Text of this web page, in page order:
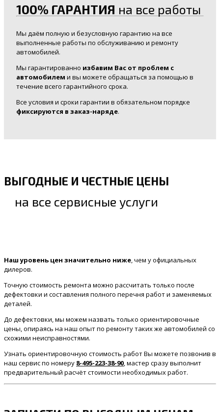
100% ГАРАНТИЯ на все работы
Мы даём полную и безусловную гарантию на все
выполненные работы по обслуживанию и ремонту
автомобилей.
Мы гарантированно избавим Вас от проблем с
автомобилем и вы можете обращаться за помощью в
течение всего гарантийного срока.
Все условия и сроки гарантии в обязательном порядке
фиксируются в заказ-наряде.
ВЫГОДНЫЕ И ЧЕСТНЫЕ ЦЕНЫ
на все сервисные услуги
Наш уровень цен значительно ниже , чем у официальных
дилеров.
Точную стоимость ремонта можно рассчитать только после
дефектовки и составления полного перечня работ и заменяемых
деталей.
До дефектовки, мы можем назвать только ориентировочные
цены, опираясь на наш опыт по ремонту таких же автомобилей со
схожими неисправностями.
Узнать ориентировочную стоимость работ Вы можете позвонив в
наш сервис по номеру 8-495-223-38-90 , мастер сразу выполнит
предварительный расчёт стоимости необходимых работ.